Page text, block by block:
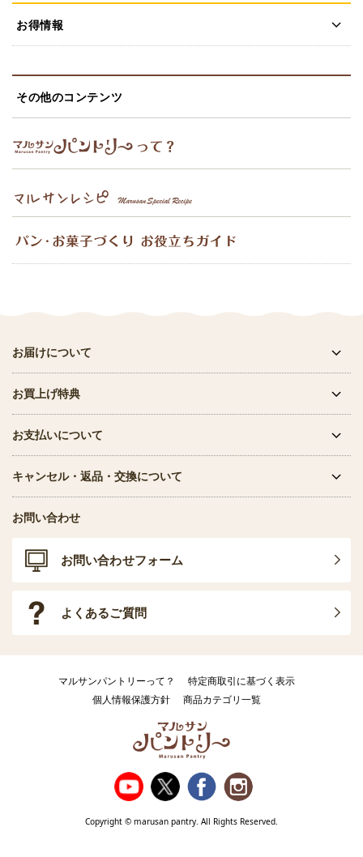
お得情報
その他のコンテンツ
お届けについて
お買上げ特典
お支払いについて
キャンセル・返品・交換について
お問い合わせ
お問い合わせフォーム
よくあるご質問
マルサンパントリーって？
特定商取引に基づく表示
個人情報保護方針
商品カテゴリ一覧
Copyright © marusan pantry. All Rights Reserved.